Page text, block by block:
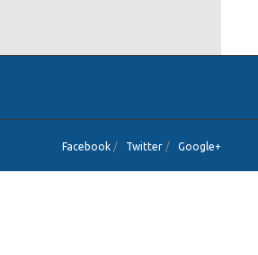
Facebook / Twitter / Google+